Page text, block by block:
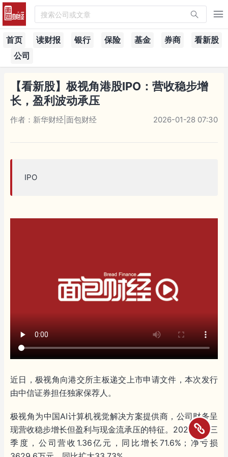
搜索公司或文章
首页 读财报 银行 保险 基金 券商
看新股
公司
【看新股】极视角港股IPO：营收稳步增
长，盈利波动承压
作者：新华财经|面包财经 2026-01-28 07:30
IPO
近日，极视角向港交所主板递交上市申请文件，本次发行
由中信证券担任独家保荐人。
极视角为中国AI计算机视觉解决方案提供商，公司财务呈
现营收稳步增长但盈利与现金流承压的特征。2025年前三
季度，公司营收1.36亿元，同比增长71.6%；净亏损